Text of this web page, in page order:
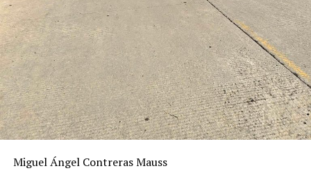
Miguel Ángel Contreras Mauss